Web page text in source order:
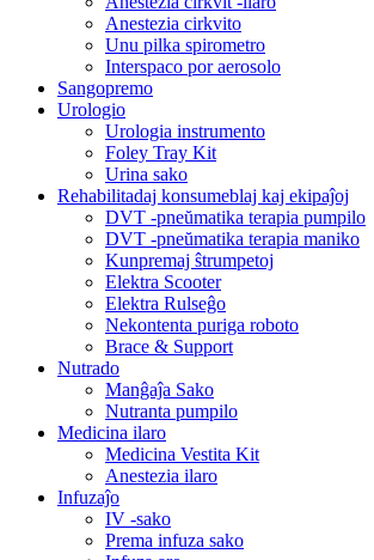
Anestezia cirkvito
Unu pilka spirometro
Interspaco por aerosolo
Sangopremo
Urologio
Urologia instrumento
Foley Tray Kit
Urina sako
Rehabilitadaj konsumeblaj kaj ekipaĵoj
DVT -pneŭmatika terapia pumpilo
DVT -pneŭmatika terapia maniko
Kunpremaj ŝtrumpetoj
Elektra Scooter
Elektra Rulseĝo
Nekontenta puriga roboto
Brace & Support
Nutrado
Manĝaĵa Sako
Nutranta pumpilo
Medicina ilaro
Medicina Vestita Kit
Anestezia ilaro
Infuzaĵo
IV -sako
Prema infuza sako